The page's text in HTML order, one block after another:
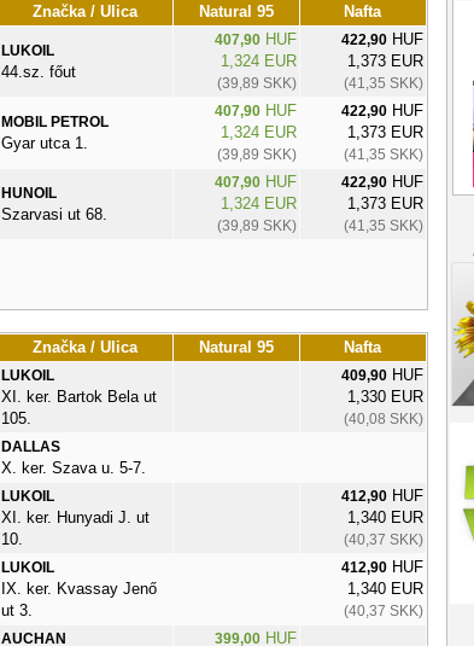
Značka / Ulica Natural 95 Nafta
LUKOIL
44.sz. főut
407,90HUF
1,324 EUR
(39,89 SKK)
422,90HUF
1,373 EUR
(41,35 SKK)
MOBIL PETROL
Gyar utca 1.
407,90HUF
1,324 EUR
(39,89 SKK)
422,90HUF
1,373 EUR
(41,35 SKK)
HUNOIL
Szarvasi ut 68.
407,90HUF
1,324 EUR
(39,89 SKK)
422,90HUF
1,373 EUR
(41,35 SKK)
Značka / Ulica Natural 95 Nafta
LUKOIL
XI. ker. Bartok Bela ut
105.
409,90HUF
1,330 EUR
(40,08 SKK)
DALLAS
X. ker. Szava u. 5-7.
LUKOIL
XI. ker. Hunyadi J. ut
10.
412,90HUF
1,340 EUR
(40,37 SKK)
LUKOIL
IX. ker. Kvassay Jenő
ut 3.
412,90HUF
1,340 EUR
(40,37 SKK)
AUCHAN
399,00HUF